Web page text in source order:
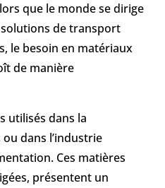
que le monde se dirige
de transport
le besoin en matériaux
de manière
utilisés dans la
dans l’industrie
Ces matières
présentent un